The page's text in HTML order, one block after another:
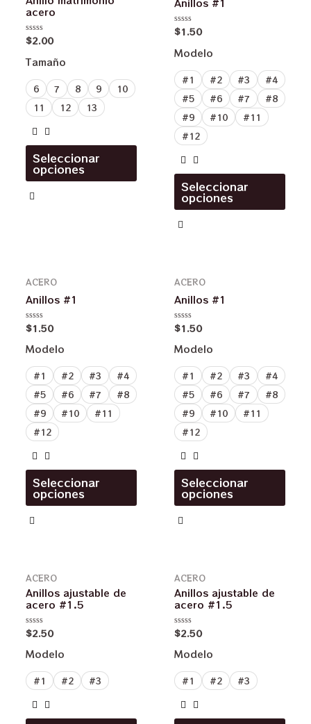
acero
Valorado
0
de
$2.00
Tamaño
6 7 8 9
10
11
12 13
Seleccionar
opciones
Anillos #1
Valorado
0
de
$1.50
Modelo
#1 #2 #3
#4
#5
#6 #7
#8
#9
#10
#11
#12
Seleccionar
opciones
ACERO
Anillos #1
Valorado
en
0
de
$1.50
Modelo
#1 #2 #3
#4
#5
#6 #7
#8
#9
#10
#11
#12
Seleccionar
opciones
ACERO
Anillos #1
Valorado
en
0
de
$1.50
Modelo
#1 #2 #3
#4
#5
#6 #7
#8
#9
#10
#11
#12
Seleccionar
opciones
ACERO
Anillos ajustable de
acero #1.5
Valorado
en
0
de
$2.50
Modelo
#1 #2 #3
ACERO
Anillos ajustable de
acero #1.5
Valorado
en
0
de
$2.50
Modelo
#1 #2 #3